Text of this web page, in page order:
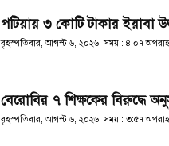
পটিয়ায় ৩ কোটি টাকার ইয়াবা
বৃহস্পতিবার, আগস্ট ৬, ২০২৬; সময় : ৪:০৭
বেরোবির ৭ শিক্ষকের বিরুদ্ধে
বৃহস্পতিবার, আগস্ট ৬, ২০২৬; সময় : ৩:৫৭